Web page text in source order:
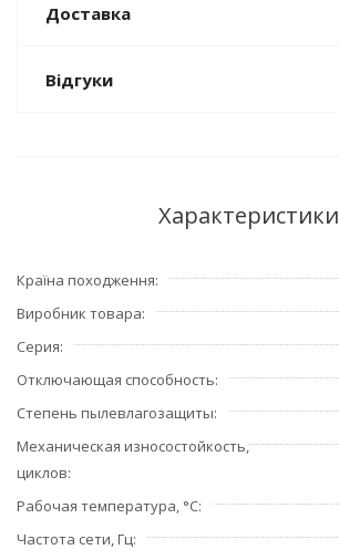
Доставка
Відгуки
Характеристики
Країна походження
Виробник товара
Серия
Отключающая способность
Степень пылевлагозащиты
Механическая износостойкость,
циклов
Рабочая температура, °С
Частота сети, Гц